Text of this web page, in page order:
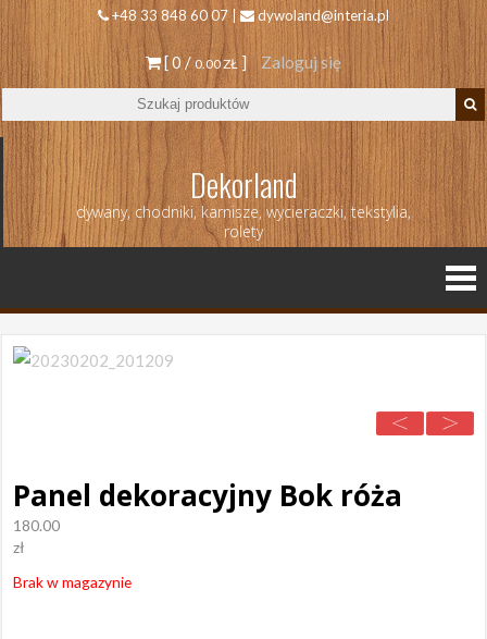
+48 33 848 60 07 | dywoland@interia.pl
[ 0 /0.00 ZŁ ] Zaloguj się
Dekorland
dywany, chodniki, karnisze, wycieraczki, tekstylia,
rolety
Panel dekoracyjny Bok róża
180.00
zł
Brak w magazynie